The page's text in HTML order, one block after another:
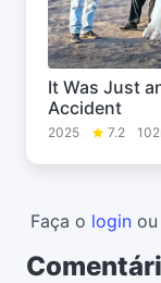
It Was Just
Accident
2025 7.2
Faça o login ou